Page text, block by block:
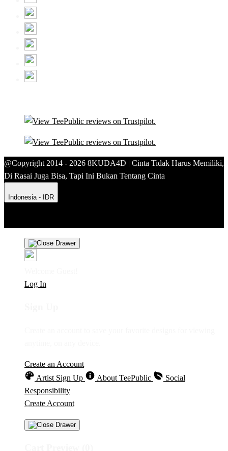
@Copyright 2014 - 2026 8KUDA4D | Cinta Tidak Harus Memiliki,
Di Rasai Juga Bisa, Tapi Ini Bukan Tentang Cinta
Indonesia - IDR
Log In
Create an Account
Artist Sign Up
About TeePublic
Social
Responsibility
Create Account